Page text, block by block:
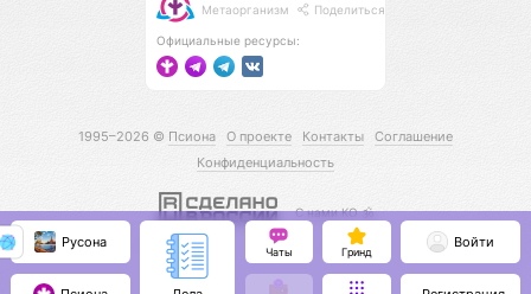
Метаорганизм Поделиться
Официальные ресурсы:
1995–2026 © Псиона О проекте Контакты
Соглашение
Конфиденциальность
С нами КО 🕉️
Русона
Чаты Гринд
Войти